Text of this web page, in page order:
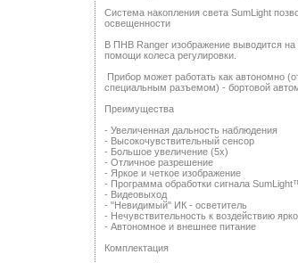
Система накопления света SumLight
освещенности
В ПНВ Ranger изображение выводится на
помощи колеса регулировки.
Прибор может работать как автономно
специальным разъемом) - бортовой
Преимущества
- Увеличенная дальность наблюдения
- Высокочувствительный сенсор
- Большое увеличение (5x)
- Отличное разрешение
- Яркое и четкое изображение
- Программа обработки сигнала
- Видеовыход
- "Невидимый" ИК - осветитель
- Нечувствительность к воздействию
- Автономное и внешнее питание
Комплектация